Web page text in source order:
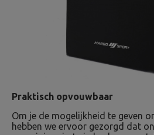
Praktisch opvouwbaar
Om je de mogelijkheid te geven
hebben we ervoor gezorgd dat